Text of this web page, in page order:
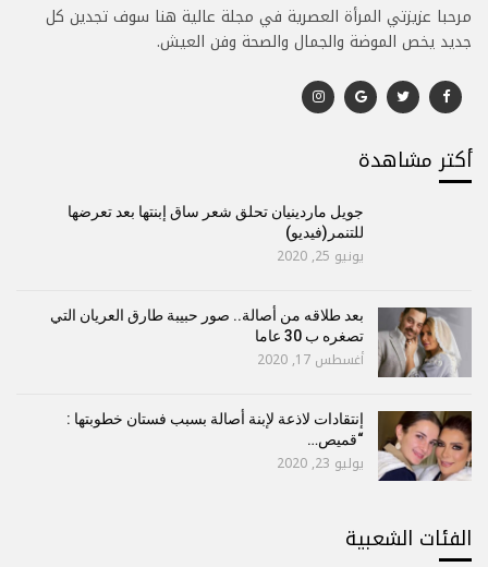
مرحبا عزيزتي المرأة العصرية في مجلة عالية هنا سوف تجدين كل
جديد يخص الموضة والجمال والصحة وفن العيش.
أكتر مشاهدة
جويل ماردينيان تحلق شعر ساق إبنتها بعد تعرضها
للتنمر(فيديو)
يونيو 25, 2020
بعد طلاقه من أصالة.. صور حبيبة طارق العريان التي
تصغره ب 30 عاما
أغسطس 17, 2020
إنتقادات لاذعة لإبنة أصالة بسبب فستان خطوبتها :
“قميص…
يوليو 23, 2020
الفئات الشعبية